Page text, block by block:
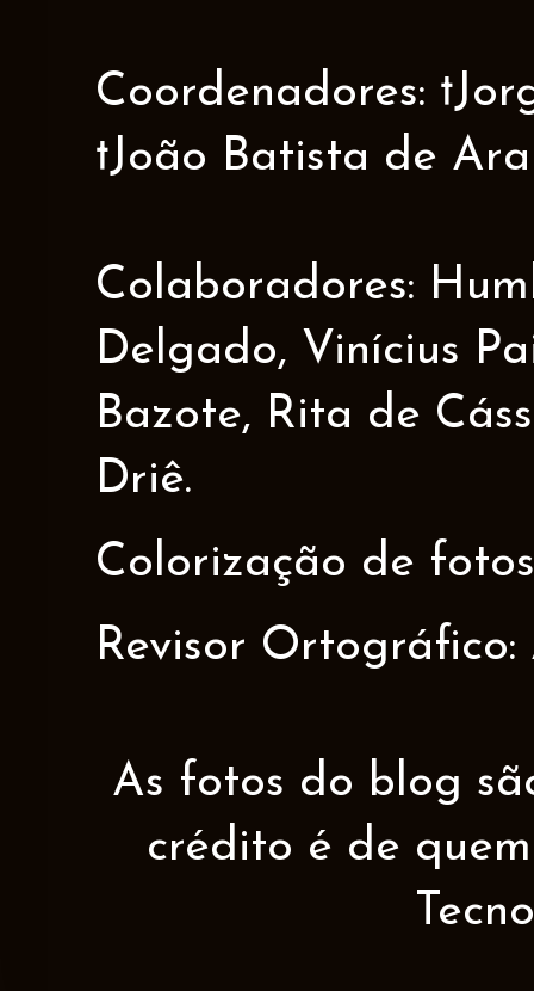
Coordenadores:
†João Batista de
Colaboradores:
Delgado, Vinícius
Bazote, Rita de
Driê.
Colorização de
Revisor Ortográfico:
As fotos do blog
crédito é de